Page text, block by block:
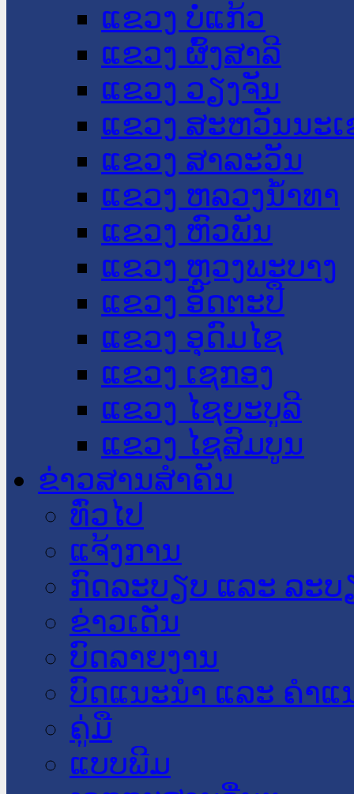
ແຂວງ ບໍ່ແກ້ວ
ແຂວງ ຜົ້ງສາລີ
ແຂວງ ວຽງຈັນ
ແຂວງ ສະຫວັນນະ
ແຂວງ ສາລະວັນ
ແຂວງ ຫລວງນໍ້າທາ
ແຂວງ ຫົວພັນ
ແຂວງ ຫຼວງພະບາງ
ແຂວງ ອັດຕະປື
ແຂວງ ອຸດົມໄຊ
ແຂວງ ເຊກອງ
ແຂວງ ໄຊຍະບູລີ
ແຂວງ ໄຊສົມບູນ
ຂ່າວສານສໍາຄັນ
​ທົ່ວ​ໄປ
ແຈ້ງການ
ກົດລະບຽບ ແລະ ລະບ
ຂ່າວເດັ່ນ
ບົດລາຍງານ
ບົດແນະນໍາ ແລະ ຄໍາແ
ຄູ່ມື
ແບບພີມ